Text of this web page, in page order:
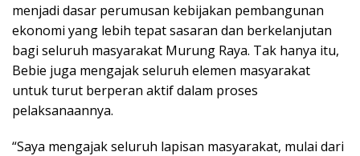
menjadi dasar perumusan kebijakan pembangunan
ekonomi yang lebih tepat sasaran dan berkelanjutan
bagi seluruh masyarakat Murung Raya. Tak hanya itu,
Bebie juga mengajak seluruh elemen masyarakat
untuk turut berperan aktif dalam proses
pelaksanaannya.
“Saya mengajak seluruh lapisan masyarakat, mulai dari